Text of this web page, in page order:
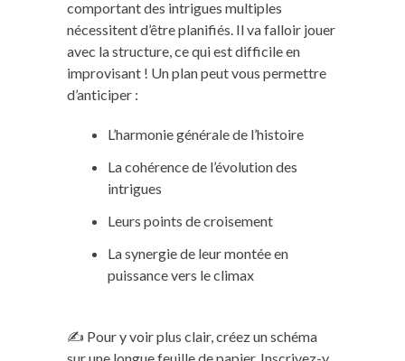
comportant des intrigues multiples
nécessitent d’être planifiés. Il va falloir jouer
avec la structure, ce qui est difficile en
improvisant ! Un plan peut vous permettre
d’anticiper :
L’harmonie générale de l’histoire
La cohérence de l’évolution des
intrigues
Leurs points de croisement
La synergie de leur montée en
puissance vers le climax
✍️ Pour y voir plus clair, créez un schéma